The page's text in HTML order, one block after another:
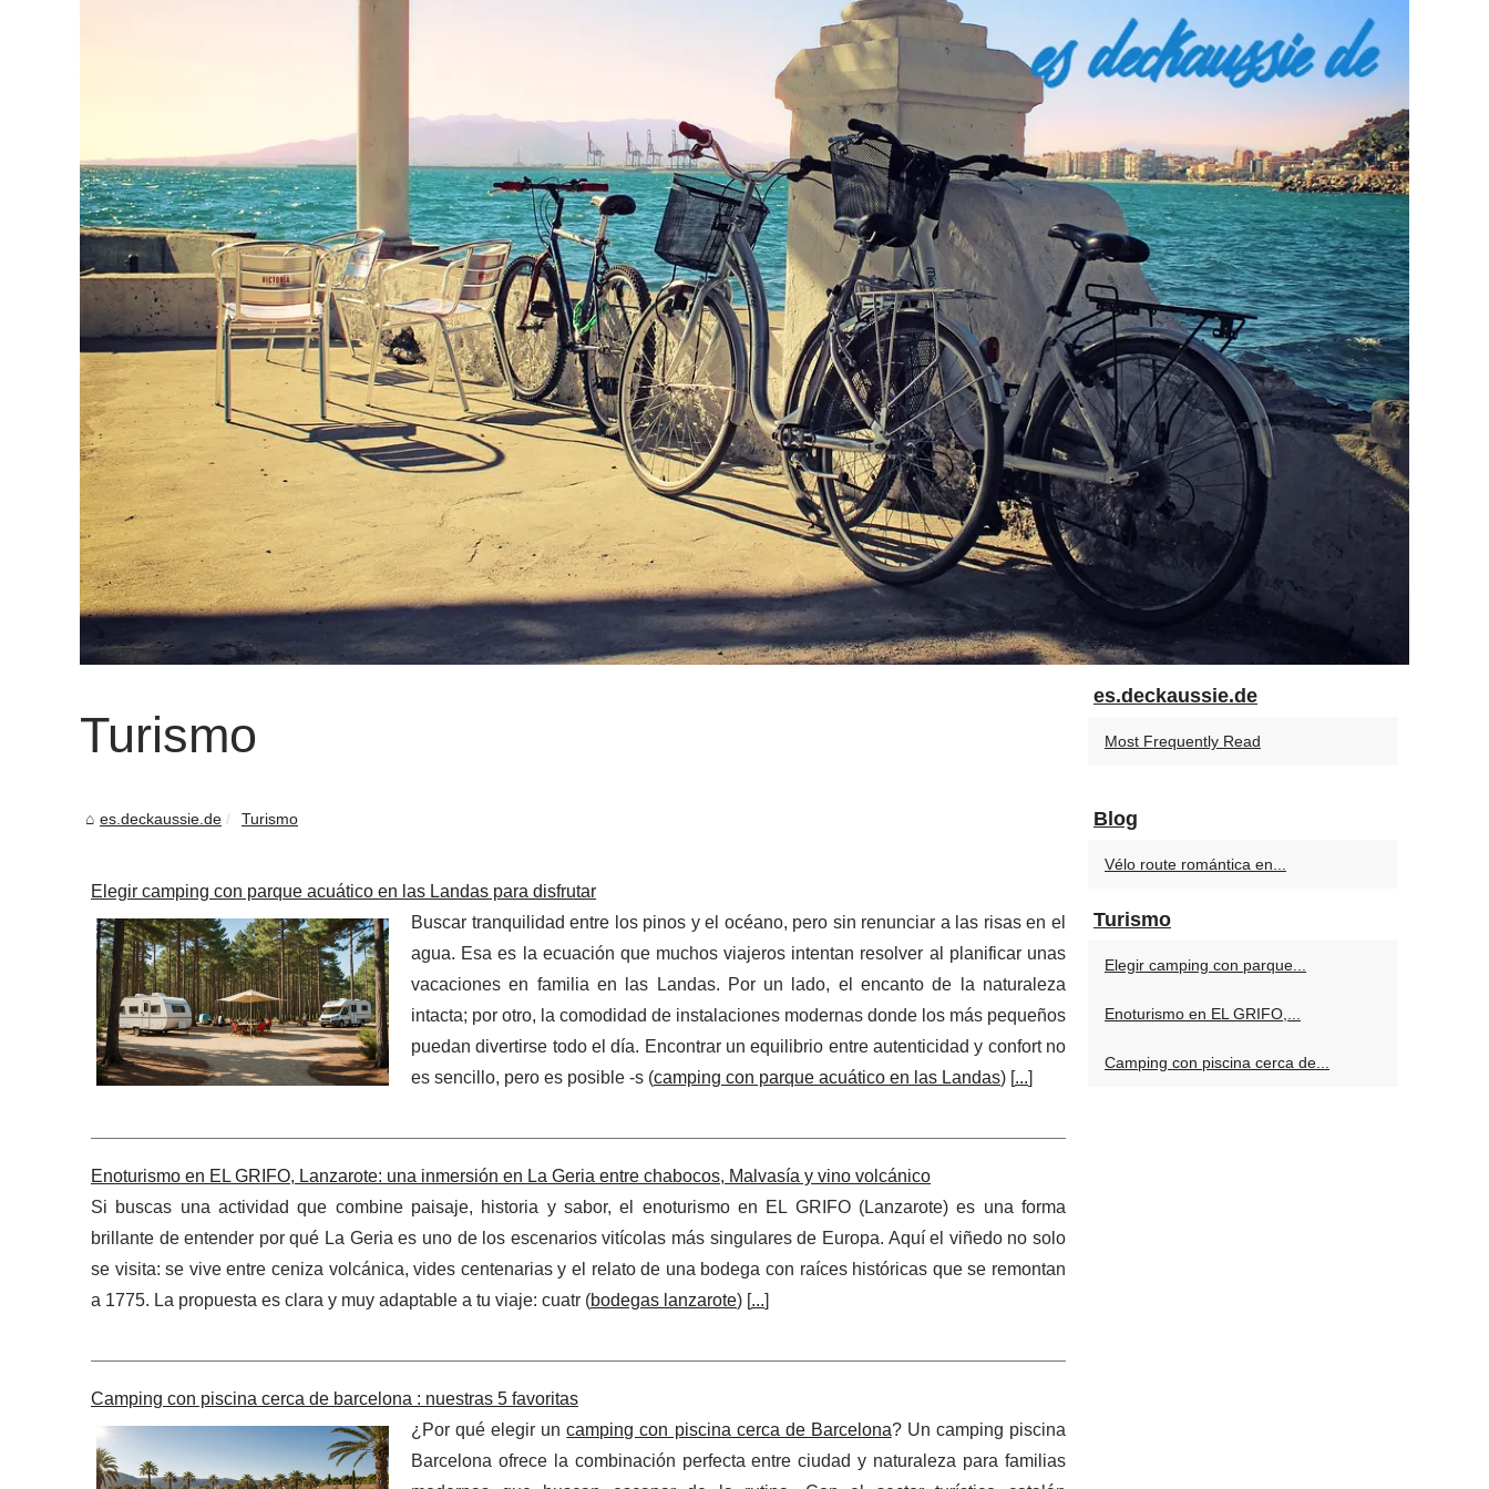
Turismo
es.deckaussie.de Turismo
Elegir camping con parque acuático en las Landas para disfrutar
Buscar tranquilidad entre los pinos y el océano, pero sin renunciar a las risas en el
agua. Esa es la ecuación que muchos viajeros intentan resolver al planificar unas
vacaciones en familia en las Landas. Por un lado, el encanto de la naturaleza
intacta; por otro, la comodidad de instalaciones modernas donde los más pequeños
puedan divertirse todo el día. Encontrar un equilibrio entre autenticidad y confort no
es sencillo, pero es posible -s (camping con parque acuático en las Landas) [...]
Enoturismo en EL GRIFO, Lanzarote: una inmersión en La Geria entre chabocos, Malvasía y vino volcánico
Si buscas una actividad que combine paisaje, historia y sabor, el enoturismo en EL GRIFO (Lanzarote) es una forma
brillante de entender por qué La Geria es uno de los escenarios vitícolas más singulares de Europa. Aquí el viñedo no solo
se visita: se vive entre ceniza volcánica, vides centenarias y el relato de una bodega con raíces históricas que se remontan
a 1775. La propuesta es clara y muy adaptable a tu viaje: cuatr (bodegas lanzarote) [...]
Camping con piscina cerca de barcelona : nuestras 5 favoritas
¿Por qué elegir uncamping con piscina cerca de Barcelona? Un camping piscina
Barcelona ofrece la combinación perfecta entre ciudad y naturaleza para familias
es.deckaussie.de
Most Frequently Read
Blog
Vélo route romántica en...
Turismo
Elegir camping con parque...
Enoturismo en EL GRIFO,...
Camping con piscina cerca de...